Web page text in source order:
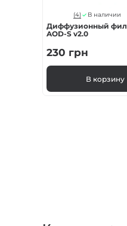
(4) В наличии
Диффузионный
AOD-S v2.0
230 грн
В корзину